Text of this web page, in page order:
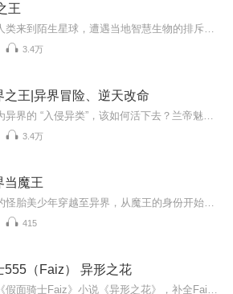
王
3.4万
之王|异界冒险、逆天改命
3.4万
当魔王
415
555（Faiz） 异形之花